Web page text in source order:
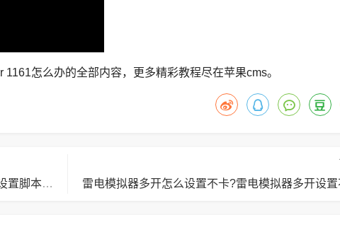
怎么办的全部内容，更多精彩教程尽在苹果cms。
雷电模拟器传奇怎么设置脚本?雷电模拟器传奇设置脚本的方法